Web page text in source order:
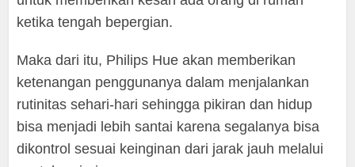
ketika tengah bepergian.
Maka dari itu, Philips Hue akan memberikan
ketenangan penggunanya dalam menjalankan
rutinitas sehari-hari sehingga pikiran dan hidup
bisa menjadi lebih santai karena segalanya bisa
dikontrol sesuai keinginan dari jarak jauh melalui